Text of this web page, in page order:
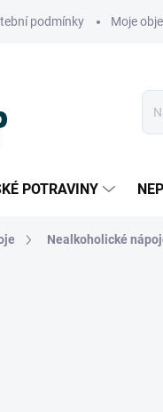
podmínky Moje
POTRAVINY
Nealkoholické